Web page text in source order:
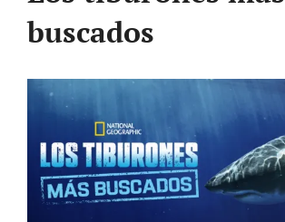
buscados